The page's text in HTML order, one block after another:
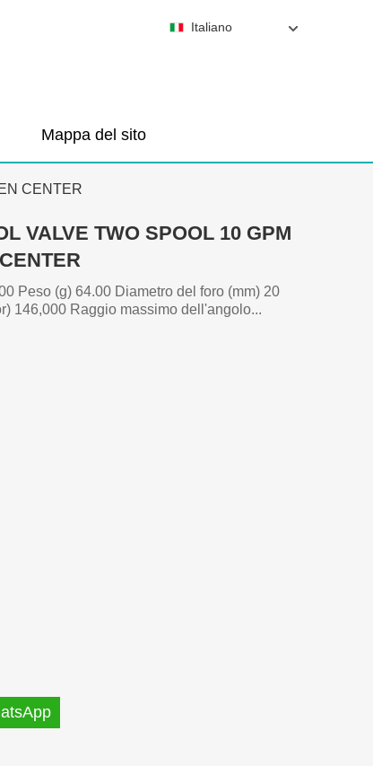
Mappa del sito
Italiano
CENTER
VALVE TWO SPOOL 10 GPM
Peso (g) 64.00 Diametro del foro (mm) 20
146,000 Raggio massimo dell'angolo...